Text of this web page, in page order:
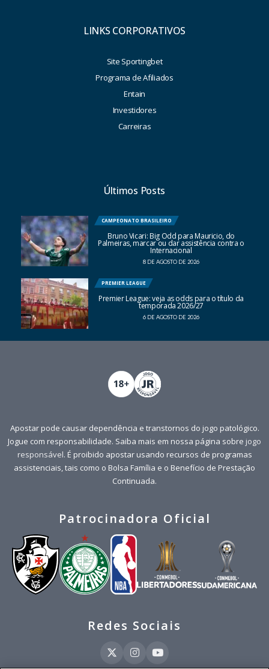
LINKS CORPORATIVOS
Site Sportingbet
Programa de Afiliados
Entain
Investidores
Carreiras
Últimos Posts
CAMPEONATO BRASILEIRO
Bruno Vicari: Big Odd para Mauricio, do
Palmeiras, marcar ou dar assistência contra o
Internacional
8 DE AGOSTO DE 2026
PREMIER LEAGUE
Premier League: veja as odds para o título da
temporada 2026/27
6 DE AGOSTO DE 2026
Apostar pode causar dependência e transtornos do jogo patológico.
Jogue com responsabilidade. Saiba mais em nossa página sobre jogo
responsável. É proibido apostar usando recursos de programas
assistenciais, tais como o Bolsa Família e o Benefício de Prestação
Continuada.
Patrocinadora Oficial
Redes Sociais